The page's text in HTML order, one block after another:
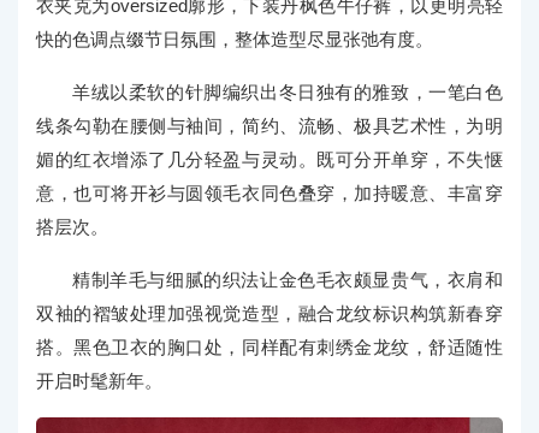
衣夹克为oversized廓形，下装丹枫色牛仔裤，以更明亮轻
快的色调点缀节日氛围，整体造型尽显张弛有度。
羊绒以柔软的针脚编织出冬日独有的雅致，一笔白色
线条勾勒在腰侧与袖间，简约、流畅、极具艺术性，为明
媚的红衣增添了几分轻盈与灵动。既可分开单穿，不失惬
意，也可将开衫与圆领毛衣同色叠穿，加持暖意、丰富穿
搭层次。
精制羊毛与细腻的织法让金色毛衣颇显贵气，衣肩和
双袖的褶皱处理加强视觉造型，融合龙纹标识构筑新春穿
搭。黑色卫衣的胸口处，同样配有刺绣金龙纹，舒适随性
开启时髦新年。